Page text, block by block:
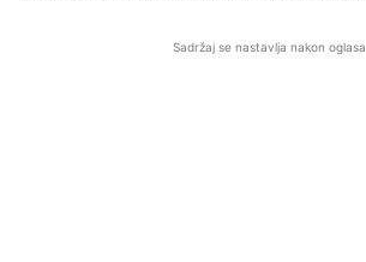
Sadržaj se nastavlja nakon oglasa